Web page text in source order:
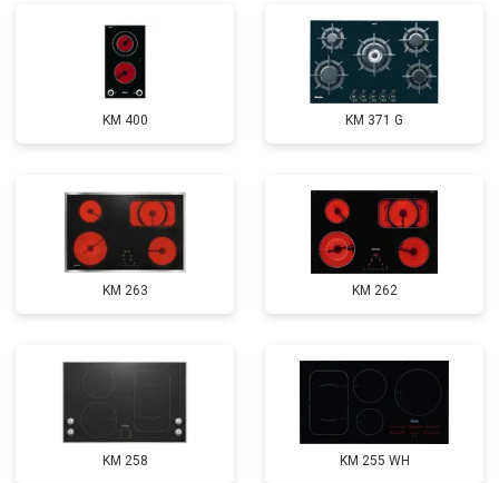
KM 400 KM 371 G
KM 263 KM 262
KM 258 KM 255 WH